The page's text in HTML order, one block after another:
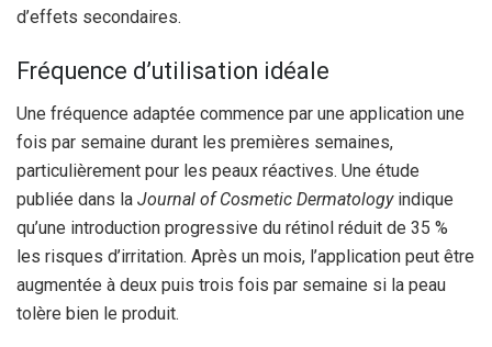
d’effets secondaires.
Fréquence d’utilisation idéale
Une fréquence adaptée commence par une application une
fois par semaine durant les premières semaines,
particulièrement pour les peaux réactives. Une étude
publiée dans la Journal of Cosmetic Dermatologyindique
qu’une introduction progressive du rétinol réduit de 35 %
les risques d’irritation. Après un mois, l’application peut être
augmentée à deux puis trois fois par semaine si la peau
tolère bien le produit.